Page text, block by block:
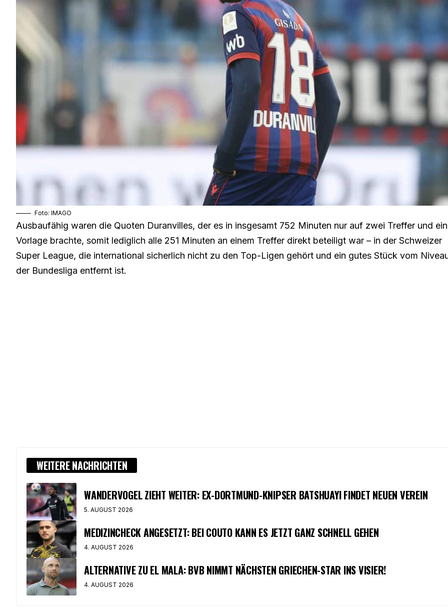
Foto: IMAGO
Ausbaufähig waren die Quoten Duranvilles, der es in insgesamt 752 Minuten nur auf zwei Treffer und
Vorlage brachte, somit lediglich alle 251 Minuten an einem Treffer direkt beteiligt war – in der Schweizer
Super League, die international sicherlich nicht zu den Top-Ligen gehört und ein gutes Stück vom
der Bundesliga entfernt ist.
WEITERE NACHRICHTEN
WANDERVOGEL ZIEHT WEITER: EX-DORTMUND-KNIPSER BATSHUAYI FINDET NEUEN VEREIN
5. AUGUST 2026
MEDIZINCHECK ANGESETZT: BEI COUTO KANN ES JETZT GANZ SCHNELL GEHEN
4. AUGUST 2026
ALTERNATIVE ZU EL MALA: BVB NIMMT NÄCHSTEN GRIECHEN-STAR INS VISIER!
4. AUGUST 2026